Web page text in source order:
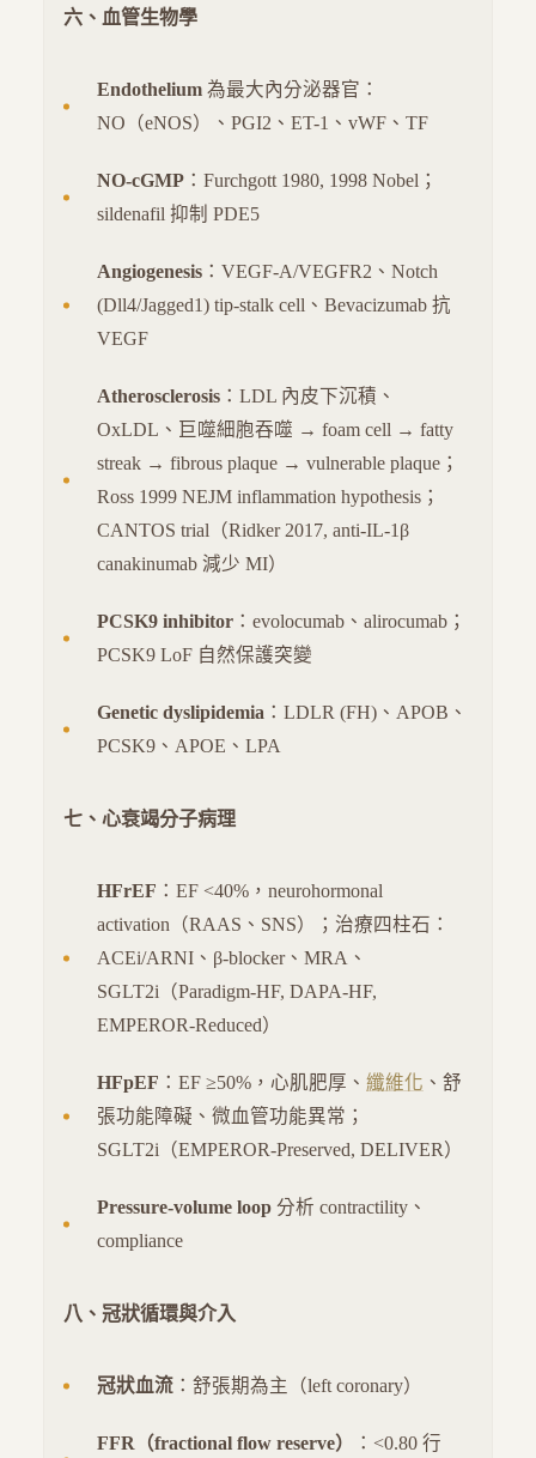
六、血管生物學
Endothelium 為最大內分泌器官：
NO（eNOS）、PGI2、ET-1、vWF、TF
NO-cGMP ：Furchgott 1980, 1998 Nobel；
sildenafil 抑制 PDE5
Angiogenesis ：VEGF-A/VEGFR2、Notch
(Dll4/Jagged1) tip-stalk cell、Bevacizumab 抗
VEGF
Atherosclerosis ：LDL 內皮下沉積、
OxLDL、巨噬細胞吞噬 → foam cell → fatty
streak → fibrous plaque → vulnerable plaque；
Ross 1999 NEJM inflammation hypothesis；
CANTOS trial（Ridker 2017, anti-IL-1β
canakinumab 減少 MI）
PCSK9 inhibitor ：evolocumab、alirocumab；
PCSK9 LoF 自然保護突變
Genetic dyslipidemia ：LDLR (FH)、APOB、
PCSK9、APOE、LPA
七、心衰竭分子病理
HFrEF ：EF <40%，neurohormonal
activation（RAAS、SNS）；治療四柱石：
ACEi/ARNI、β-blocker、MRA、
SGLT2i（Paradigm-HF, DAPA-HF,
EMPEROR-Reduced）
HFpEF ：EF ≥50%，心肌肥厚、 纖維化 、舒
張功能障礙、微血管功能異常；
SGLT2i（EMPEROR-Preserved, DELIVER）
Pressure-volume loop 分析 contractility、
compliance
八、冠狀循環與介入
冠狀血流 ：舒張期為主（left coronary）
FFR（fractional flow reserve）
：<0.80 行